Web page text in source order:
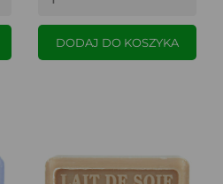
DODAJ DO KOSZYKA